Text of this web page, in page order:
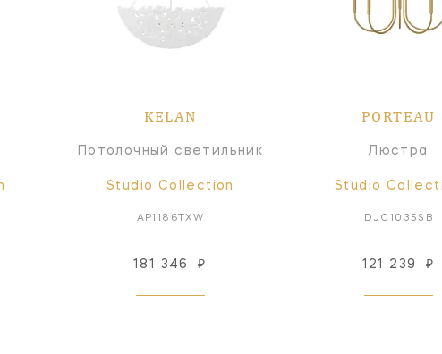
KELAN
Потолочный светильник
Studio Collection
AP1186TXW
181 346 ₽
PORTEAU
Люстра
Studio
DJC1035SB
121 239 ₽